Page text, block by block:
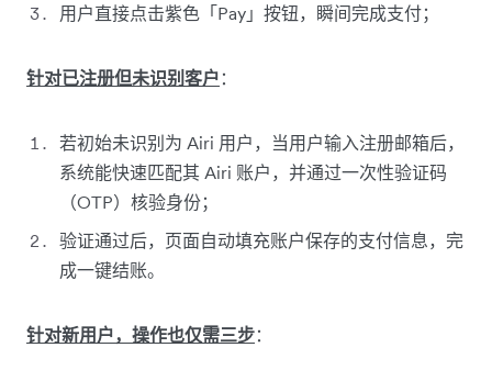
用户直接点击紫色「Pay」按钮，瞬间完成支付；
针对已注册但未识别客户 ：
若初始未识别为 Airi 用户，当用户输入注册邮箱后，
系统能快速匹配其 Airi 账户，并通过一次性验证码
（OTP）核验身份；
验证通过后，页面自动填充账户保存的支付信息，完
成一键结账。
针对新用户，操作也仅需三步：